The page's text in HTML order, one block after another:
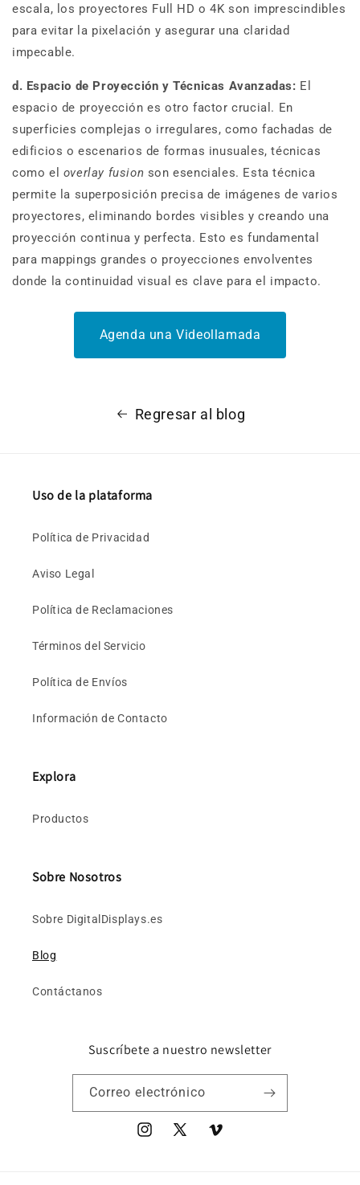
escala, los proyectores Full HD o 4K son imprescindibles
para evitar la pixelación y asegurar una claridad
impecable.
d. Espacio de Proyección y Técnicas Avanzadas: El
espacio de proyección es otro factor crucial. En
superficies complejas o irregulares, como fachadas de
edificios o escenarios de formas inusuales, técnicas
como el overlay fusion son esenciales. Esta técnica
permite la superposición precisa de imágenes de varios
proyectores, eliminando bordes visibles y creando una
proyección continua y perfecta. Esto es fundamental
para mappings grandes o proyecciones envolventes
donde la continuidad visual es clave para el impacto.
Agenda una Videollamada
Regresar al blog
Uso de la plataforma
Política de Privacidad
Aviso Legal
Política de Reclamaciones
Términos del Servicio
Política de Envíos
Información de Contacto
Explora
Productos
Sobre Nosotros
Sobre DigitalDisplays.es
Blog
Contáctanos
Suscríbete a nuestro newsletter
Correo electrónico
Instagram
X
Vimeo